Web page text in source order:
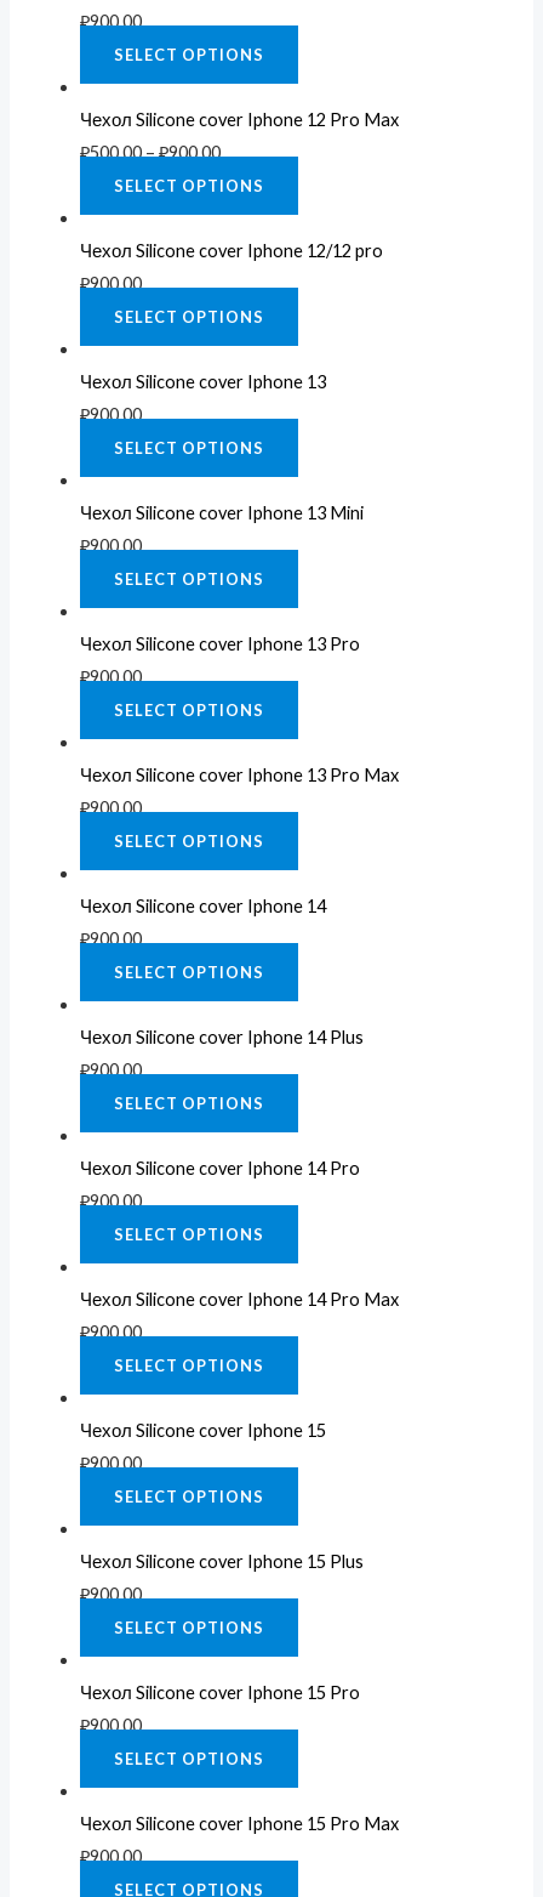
₽900.00
SELECT OPTIONS
Чехол Silicone cover Iphone 12 Pro Max
₽500.00–₽900.00
SELECT OPTIONS
Чехол Silicone cover Iphone 12/12 pro
₽900.00
SELECT OPTIONS
Чехол Silicone cover Iphone 13
₽900.00
SELECT OPTIONS
Чехол Silicone cover Iphone 13 Mini
₽900.00
SELECT OPTIONS
Чехол Silicone cover Iphone 13 Pro
₽900.00
SELECT OPTIONS
Чехол Silicone cover Iphone 13 Pro Max
₽900.00
SELECT OPTIONS
Чехол Silicone cover Iphone 14
₽900.00
SELECT OPTIONS
Чехол Silicone cover Iphone 14 Plus
₽900.00
SELECT OPTIONS
Чехол Silicone cover Iphone 14 Pro
₽900.00
SELECT OPTIONS
Чехол Silicone cover Iphone 14 Pro Max
₽900.00
SELECT OPTIONS
Чехол Silicone cover Iphone 15
₽900.00
SELECT OPTIONS
Чехол Silicone cover Iphone 15 Plus
₽900.00
SELECT OPTIONS
Чехол Silicone cover Iphone 15 Pro
₽900.00
SELECT OPTIONS
Чехол Silicone cover Iphone 15 Pro Max
₽900.00
SELECT OPTIONS